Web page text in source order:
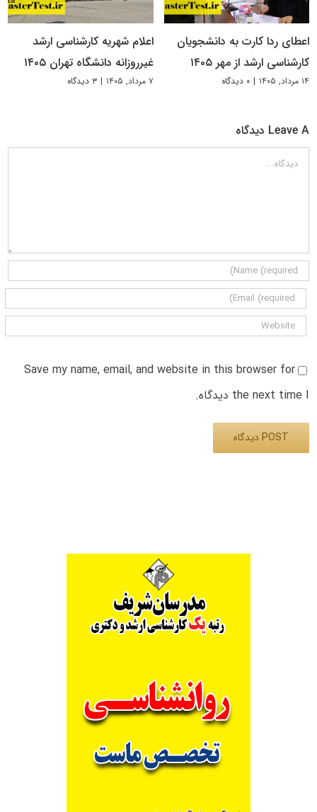
اعطای ردا کارت به دانشجویان
کارشناسی ارشد از مهر ۱۴۰۵
۱۴ مرداد, ۱۴۰۵ | ۰ دیدگاه
اعلام شهریه کارشناسی ارشد
غیرروزانه دانشگاه تهران ۱۴۰۵
۷ مرداد, ۱۴۰۵ | ۳ دیدگاه
Leave A دیدگاه
دیدگاه
Save my name, email, and website in this browser for
the next time I دیدگاه.